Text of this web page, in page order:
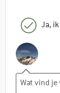
Ja,